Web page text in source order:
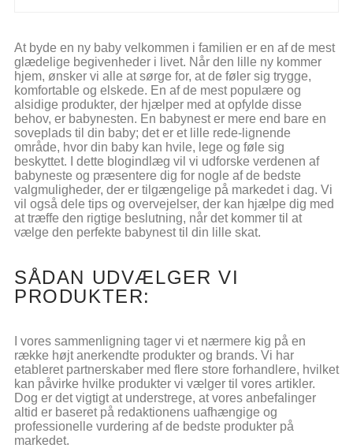
At byde en ny baby velkommen i familien er en af de mest
glædelige begivenheder i livet. Når den lille ny kommer
hjem, ønsker vi alle at sørge for, at de føler sig trygge,
komfortable og elskede. En af de mest populære og
alsidige produkter, der hjælper med at opfylde disse
behov, er babynesten. En babynest er mere end bare en
soveplads til din baby; det er et lille rede-lignende
område, hvor din baby kan hvile, lege og føle sig
beskyttet. I dette blogindlæg vil vi udforske verdenen af
babyneste og præsentere dig for nogle af de bedste
valgmuligheder, der er tilgængelige på markedet i dag. Vi
vil også dele tips og overvejelser, der kan hjælpe dig med
at træffe den rigtige beslutning, når det kommer til at
vælge den perfekte babynest til din lille skat.
SÅDAN UDVÆLGER VI
PRODUKTER:
I vores sammenligning tager vi et nærmere kig på en
række højt anerkendte produkter og brands. Vi har
etableret partnerskaber med flere store forhandlere, hvilket
kan påvirke hvilke produkter vi vælger til vores artikler.
Dog er det vigtigt at understrege, at vores anbefalinger
altid er baseret på redaktionens uafhængige og
professionelle vurdering af de bedste produkter på
markedet.